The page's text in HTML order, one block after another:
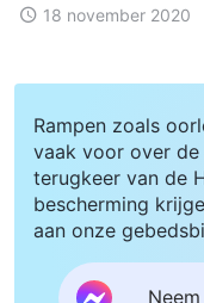
18 november 2020
Rampen zoals
vaak voor over de
terugkeer van de
bescherming
aan onze